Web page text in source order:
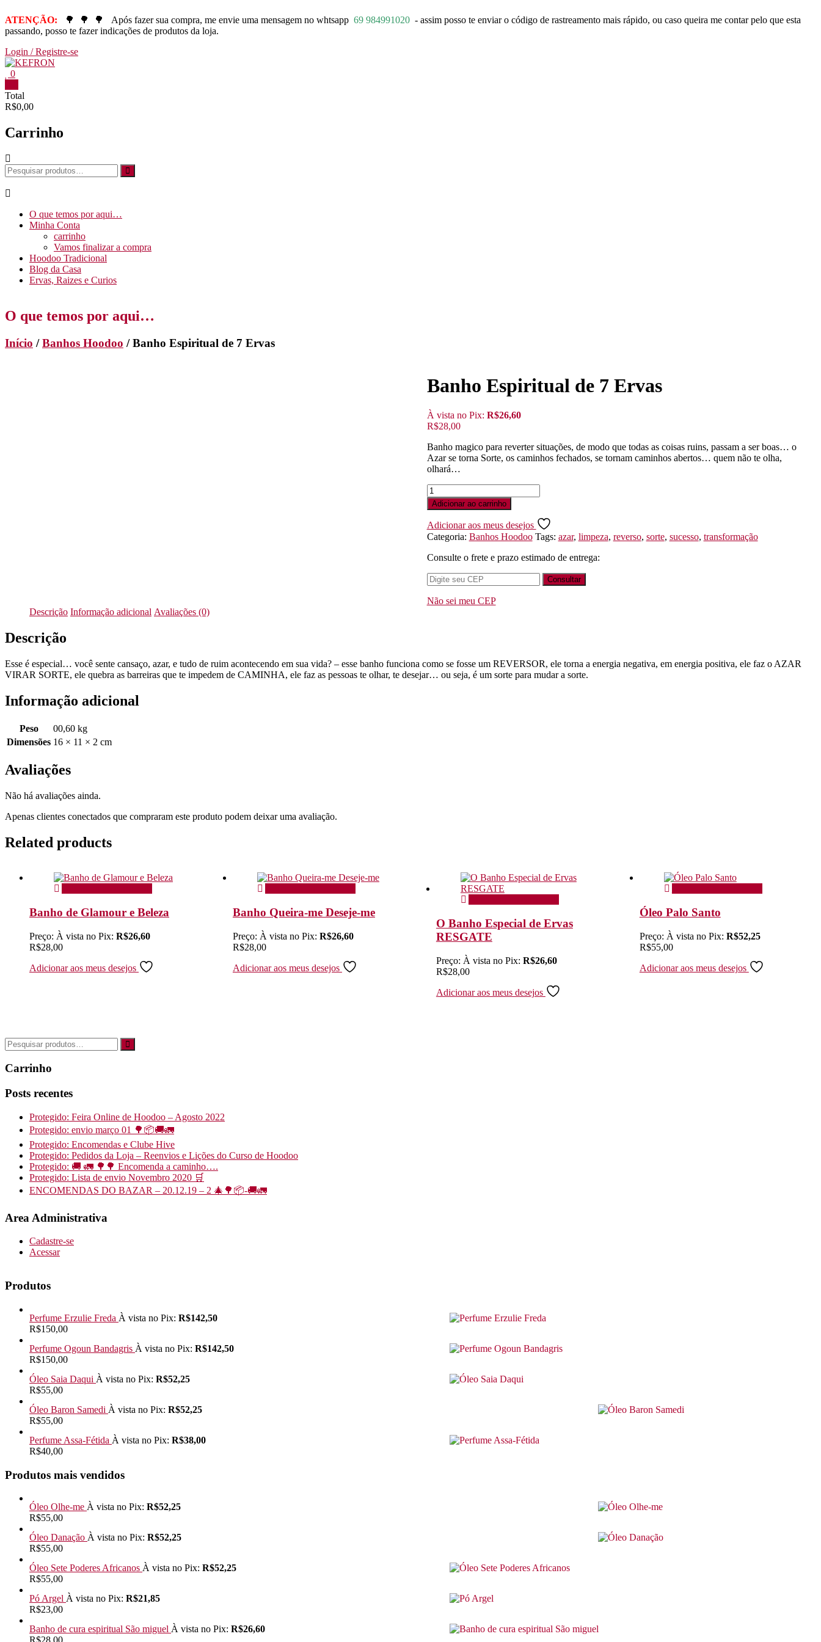
ATENÇÃO: 🌳 🌳 🌳 Após fazer sua compra, me envie uma mensagem no whtsapp 69 984991020 - assim posso te enviar o código de rastreamento mais rápido, ou caso queira me contar pelo que esta
passando, posso te fazer indicações de produtos da loja.
Login / Registre-se
0
Total
R$0,00
Carrinho
O que temos por aqui…
Minha Conta
carrinho
Vamos finalizar a compra
Hoodoo Tradicional
Blog da Casa
Ervas, Raizes e Curios
O que temos por aqui…
Início /Banhos Hoodoo / Banho Espiritual de 7 Ervas
Banho Espiritual de 7 Ervas
À vista no Pix: R$26,60
R$28,00
Banho magico para reverter situações, de modo que todas as coisas ruins, passam a ser boas… o
Azar se torna Sorte, os caminhos fechados, se tornam caminhos abertos… quem não te olha,
olhará…
Adicionar ao carrinho
Adicionar aos meus desejos
Categoria: Banhos Hoodoo Tags: azar, limpeza, reverso, sorte, sucesso, transformação
Consulte o frete e prazo estimado de entrega:
Consultar
Não sei meu CEP
Descrição Informação adicional Avaliações (0)
Descrição
Esse é especial… você sente cansaço, azar, e tudo de ruim acontecendo em sua vida? – esse banho funciona como se fosse um REVERSOR, ele torna a energia negativa, em energia positiva, ele faz o AZAR
VIRAR SORTE, ele quebra as barreiras que te impedem de CAMINHA, ele faz as pessoas te olhar, te desejar… ou seja, é um sorte para mudar a sorte.
Informação adicional
Peso
00,60 kg
Dimensões 16 × 11 × 2 cm
Avaliações
Não há avaliações ainda.
Apenas clientes conectados que compraram este produto podem deixar uma avaliação.
Related products
Banho de Glamour e Beleza
Preço: À vista no Pix: R$26,60
R$28,00
Adicionar aos meus desejos
Banho Queira-me Deseje-me
Preço: À vista no Pix: R$26,60
R$28,00
Adicionar aos meus desejos
O Banho Especial de Ervas
RESGATE
Preço: À vista no Pix: R$26,60
R$28,00
Adicionar aos meus desejos
Óleo Palo Santo
Preço: À vista no Pix: R$52,25
R$55,00
Adicionar aos meus desejos
Carrinho
Posts recentes
Protegido: Feira Online de Hoodoo – Agosto 2022
Protegido: envio março 01 🌳📦🚚🚛
Protegido: Encomendas e Clube Hive
Protegido: Pedidos da Loja – Reenvios e Lições do Curso de Hoodoo
Protegido: 🚚 🚛 🌳🌳 Encomenda a caminho….
Protegido: Lista de envio Novembro 2020 🛒
ENCOMENDAS DO BAZAR – 20.12.19 – 2 🎄🌳📦-🚚🚛
Area Administrativa
Cadastre-se
Acessar
Produtos
Perfume Erzulie Freda À vista no Pix: R$142,50
R$150,00
Perfume Ogoun Bandagris À vista no Pix: R$142,50
R$150,00
Óleo Saia Daqui À vista no Pix: R$52,25
R$55,00
Óleo Baron Samedi À vista no Pix: R$52,25
R$55,00
Perfume Assa-Fétida À vista no Pix: R$38,00
R$40,00
Produtos mais vendidos
Óleo Olhe-me À vista no Pix: R$52,25
R$55,00
Óleo Danação À vista no Pix: R$52,25
R$55,00
Óleo Sete Poderes Africanos À vista no Pix: R$52,25
R$55,00
Pó Argel À vista no Pix: R$21,85
R$23,00
Banho de cura espiritual São miguel À vista no Pix: R$26,60